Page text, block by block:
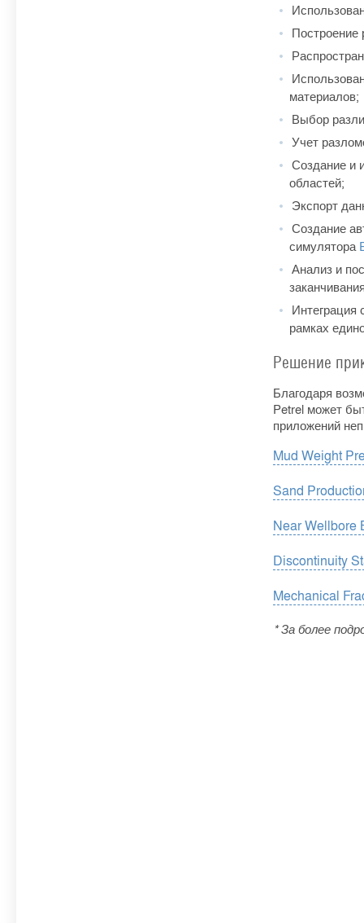
Построение
материалов;
Выбор
Учет
Создание и
областей;
Экспорт
Создание
симулятора
Анализ и
Интеграция
рамках
Решение
Благодаря
Petrel может
приложений
Mud Weight
Sand
Near Wellbore
Discontinuity
Mechanical
* За более